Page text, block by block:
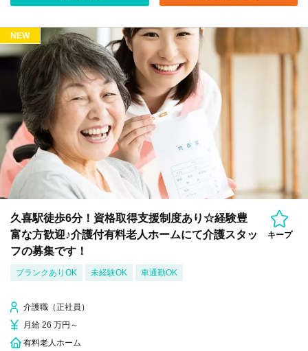
NEW
久喜駅徒歩6分！資格取得支援制度あり☆経験豊
富な方歓迎♪介護付有料老人ホームにて介護スタッ
フの募集です！
キープ
ブランクありOK 未経験OK 車通勤OK
介護職（正社員）
月給 26 万円～
有料老人ホーム